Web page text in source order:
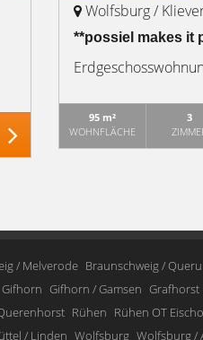
Wolfsburg /
**possiel makes it
95 m²
WOHNFLÄCHE
3
/ Melverode Braunschweig /
Gifhorn Gifhorn / Gamsen Grafhorst
Rühen Rühen OT
/ Linden Wolfsburg Wolfsburg /